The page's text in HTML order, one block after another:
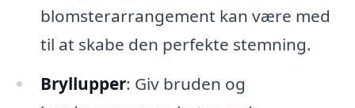
blomsterarrangement kan være med
til at skabe den perfekte stemning.
Bryllupper: Giv bruden og